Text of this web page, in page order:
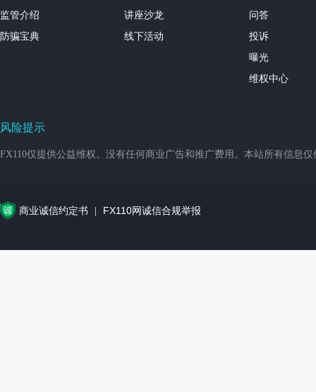
监管介绍
防骗宝典
讲座沙龙
线下活动
问答
投诉
曝光
维权中心
风险提示
FX110仅提供公益维权。没有任何商业广告和推广费用。本站所有信息
商业诚信约定书 FX110网诚信合规举报